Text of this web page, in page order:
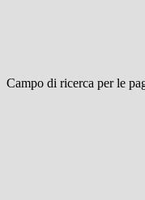
Campo di ricerca per le